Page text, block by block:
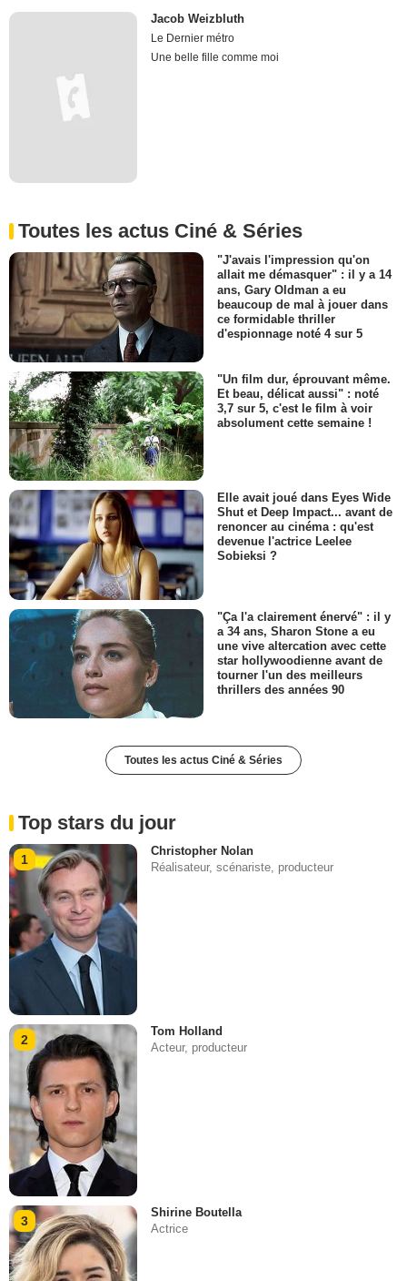
Jacob Weizbluth
Le Dernier métro
Une belle fille comme moi
Toutes les actus Ciné & Séries
"J'avais l'impression qu'on
allait me démasquer" : il y a 14
ans, Gary Oldman a eu
beaucoup de mal à jouer dans
ce formidable thriller
d'espionnage noté 4 sur 5
"Un film dur, éprouvant même.
Et beau, délicat aussi" : noté
3,7 sur 5, c'est le film à voir
absolument cette semaine !
Elle avait joué dans Eyes Wide
Shut et Deep Impact... avant de
renoncer au cinéma : qu'est
devenue l'actrice Leelee
Sobieksi ?
"Ça l'a clairement énervé" : il y
a 34 ans, Sharon Stone a eu
une vive altercation avec cette
star hollywoodienne avant de
tourner l'un des meilleurs
thrillers des années 90
Toutes les actus Ciné & Séries
Top stars du jour
1
Christopher Nolan
Réalisateur, scénariste, producteur
2
Tom Holland
Acteur, producteur
3
Shirine Boutella
Actrice